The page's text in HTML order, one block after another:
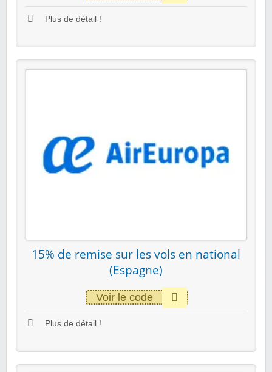
Plus de détail !
15% de remise sur les vols en national
(Espagne)
Voir le code
Plus de détail !